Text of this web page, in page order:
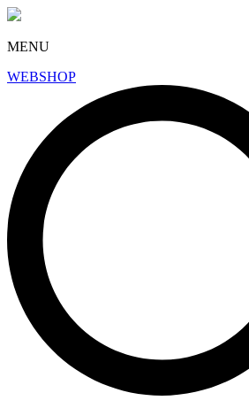
MENU
WEBSHOP